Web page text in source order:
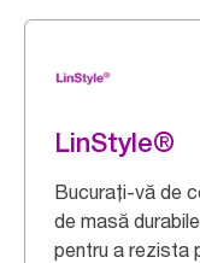
LinStyle®
Bucurați-vă de
de masă
pentru a rezista